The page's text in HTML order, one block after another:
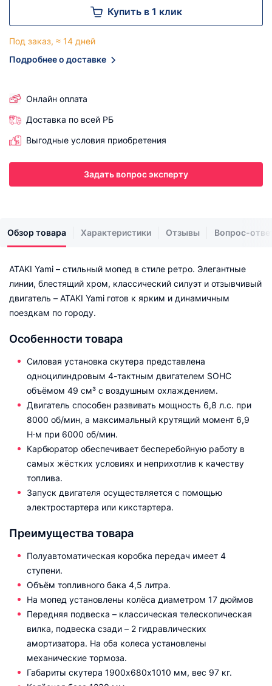
Купить в 1 клик
Под заказ, ≈ 14 дней
Подробнее о доставке
Онлайн оплата
Доставка по всей РБ
Выгодные условия приобретения
Задать вопрос эксперту
Обзор товара Характеристики Отзывы Вопрос-
ATAKI Yami – стильный мопед в стиле ретро. Элегантные
линии, блестящий хром, классический силуэт и отзывчивый
двигатель – ATAKI Yami готов к ярким и динамичным
поездкам по городу.
Особенности товара
Силовая установка скутера представлена
одноцилиндровым 4-тактным двигателем SOHC
объёмом 49 см³ с воздушным охлаждением.
Двигатель способен развивать мощность 6,8 л.с. при
8000 об/мин, а максимальный крутящий момент 6,9
Н·м при 6000 об/мин.
Карбюратор обеспечивает бесперебойную работу в
самых жёстких условиях и неприхотлив к качеству
топлива.
Запуск двигателя осуществляется с помощью
электростартера или кикстартера.
Преимущества товара
Полуавтоматическая коробка передач имеет 4
ступени.
Объём топливного бака 4,5 литра.
На мопед установлены колёса диаметром 17 дюймов
Передняя подвеска – классическая телескопическая
вилка, подвеска сзади – 2 гидравлических
амортизатора. На оба колеса установлены
механические тормоза.
Габариты скутера 1900х680х1010 мм, вес 97 кг.